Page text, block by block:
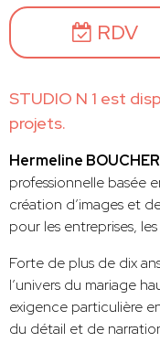
RDV
STUDIO N 1 est
projets.
Hermeline BOUCHER
professionnelle basée
création d’images et
pour les entreprises,
Forte de plus de dix
l’univers du mariage
exigence particulière
du détail et de